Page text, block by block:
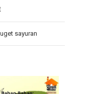
sayuran